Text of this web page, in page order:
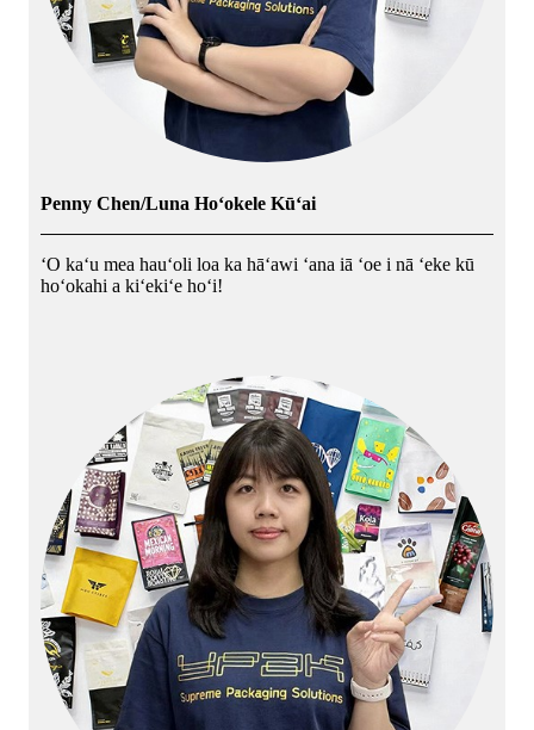
Penny Chen/Luna Hoʻokele Kūʻai
ʻO kaʻu mea hauʻoli loa ka hāʻawi ʻana iā ʻoe i nā ʻeke kū
hoʻokahi a kiʻekiʻe hoʻi!